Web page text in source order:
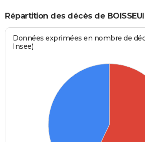
Répartition des décès de
Données exprimées en nombre de
Insee)